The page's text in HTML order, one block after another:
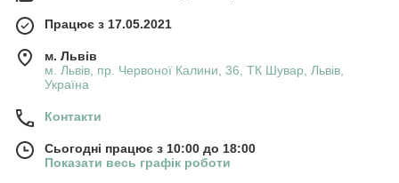
Працює з 17.05.2021
м. Львів
м. Львів, пр. Червоної Калини, 36, ТК Шувар, Львів,
Україна
Контакти
Сьогодні працює з 10:00 до 18:00
Показати весь графік роботи